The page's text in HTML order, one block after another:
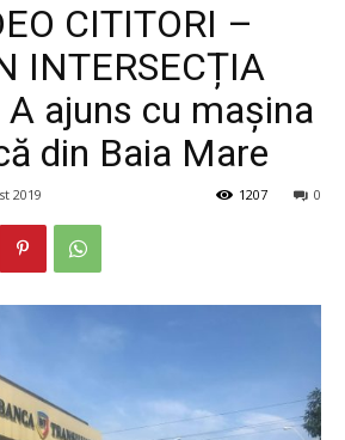
CITITORI –
INTERSECȚIA
A ajuns cu mașina
din Baia Mare
2019 0
1207